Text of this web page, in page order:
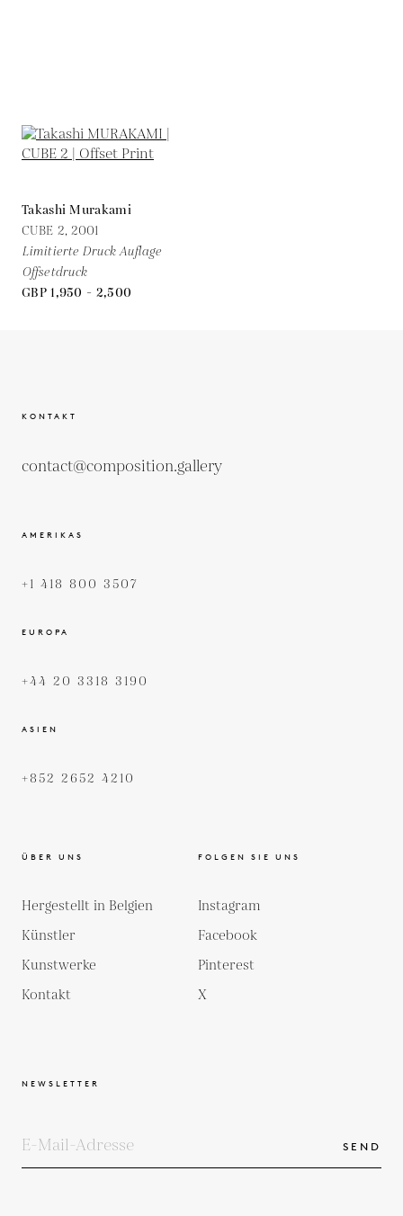
Takashi Murakami
CUBE 2, 2001
Limitierte Druck Auflage
Offsetdruck
GBP 1,950 - 2,500
KONTAKT
contact@composition.gallery
AMERIKAS
+1 418 800 3507
EUROPA
+44 20 3318 3190
ASIEN
+852 2652 4210
ÜBER UNS
Hergestellt in Belgien
Künstler
Kunstwerke
Kontakt
FOLGEN SIE UNS
Instagram
Facebook
Pinterest
X
NEWSLETTER
SEND